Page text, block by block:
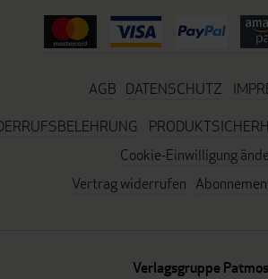
AGB DATENSCHUTZ
Cookie-Einwilligung
Vertrag widerrufen
Verlagsgruppe Patmos